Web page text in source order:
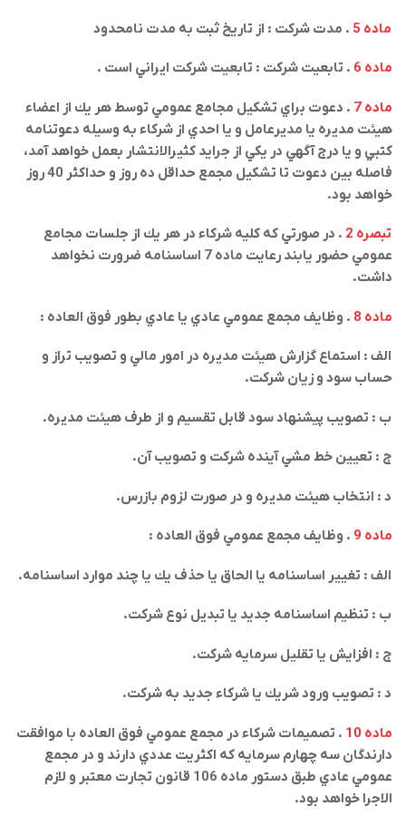
ماده 5 . مدت شركت : از تاريخ ثبت به مدت نامحدود
ماده 6 . تابعيت شركت : تابعيت شركت ايراني است .
ماده 7
. دعوت براي تشكيل مجامع عمومي توسط هر يك از اعضاء
هيئت مديره يا مديرعامل و يا احدي از شركاء به وسيله دعوتنامه
كتبي و يا درج آگهي در يكي از جرايد كثيرالانتشار بعمل خواهد آمد،
فاصله بين دعوت تا تشكيل مجمع حداقل ده روز و حداكثر 40 روز
خواهد بود.
تبصره 2
. در صورتي كه كليه شركاء در هر يك از جلسات مجامع
عمومي حضور يابند رعايت ماده 7 اساسنامه ضرورت نخواهد
داشت.
ماده 8 . وظايف مجمع عمومي عادي يا عادي بطور فوق العاده :
الف : استماع گزارش هيئت مديره در امور مالي و تصويب تراز و
حساب سود و زيان شركت.
ب : تصويب پيشنهاد سود قابل تقسيم و از طرف هيئت مديره.
ج : تعيين خط مشي آينده شركت و تصويب آن.
د : انتخاب هيئت مديره و در صورت لزوم بازرس.
ماده 9 . وظايف مجمع عمومي فوق العاده :
الف : تغيير اساسنامه يا الحاق يا حذف يك يا چند موارد اساسنامه.
ب : تنظيم اساسنامه جديد يا تبديل نوع شركت.
ج : افزايش يا تقليل سرمايه شركت.
د : تصويب ورود شريك يا شركاء جديد به شركت.
ماده 10
. تصميمات شركاء در مجمع عمومي فوق العاده با موافقت
دارندگان سه چهارم سرمايه كه اكثريت عددي دارند و در مجمع
عمومي عادي طبق دستور ماده 106 قانون تجارت معتبر و لازم
الاجرا خواهد بود.